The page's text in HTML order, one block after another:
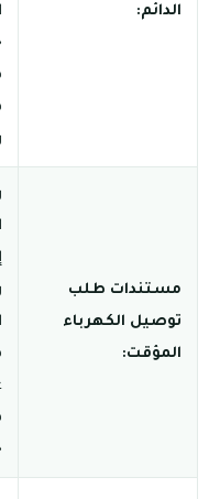
الدائم:
مستندات طلب
توصيل الكهرباء
المؤقت: